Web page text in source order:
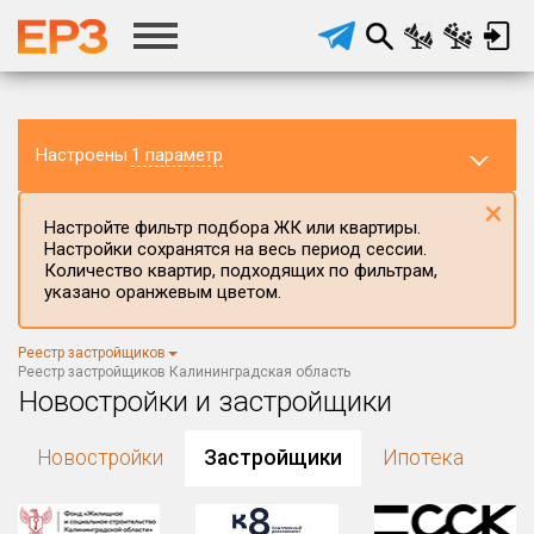
Настроены 1 параметр
Регион ЖК
Калининградская область
Район в регионе
Настройте фильтр подбора ЖК или квартиры.
Настройки сохранятся на весь период сессии.
Количество квартир, подходящих по фильтрам,
указано оранжевым цветом.
×
Реестр застройщиков
Реестр застройщиков Калининградская область
Новостройки и застройщики
Новостройки Застройщики Ипотека